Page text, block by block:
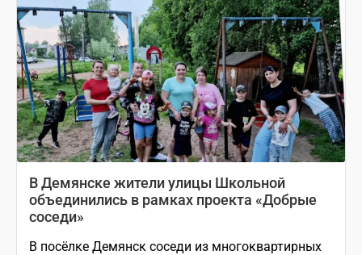
В Демянске жители улицы Школьной
объединились в рамках проекта «Добрые
соседи»
В посёлке Демянск соседи из многоквартирных